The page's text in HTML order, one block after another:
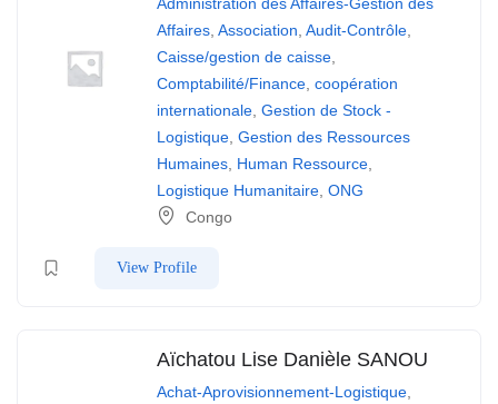
Administration des Affaires-Gestion des
Affaires, Association, Audit-Contrôle,
Caisse/gestion de caisse,
Comptabilité/Finance, coopération
internationale, Gestion de Stock -
Logistique, Gestion des Ressources
Humaines, Human Ressource,
Logistique Humanitaire, ONG
Congo
View Profile
Aïchatou Lise Danièle SANOU
Achat-Aprovisionnement-Logistique,